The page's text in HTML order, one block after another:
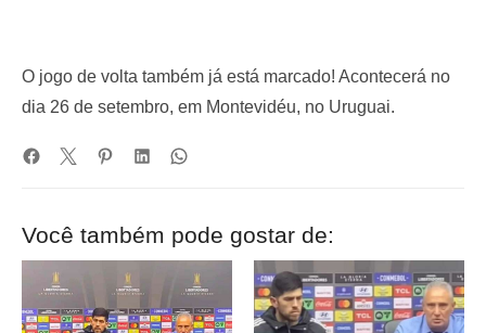
O jogo de volta também já está marcado! Acontecerá no
dia 26 de setembro, em Montevidéu, no Uruguai.
Você também pode gostar de: